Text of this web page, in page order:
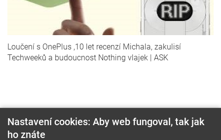
Loučení s OnePlus ,10 let recenzí Michala, zakulisí
Techweeků a budoucnost Nothing vlajek | ASK
Nastavení cookies: Aby web fungoval, tak jak
ho znáte